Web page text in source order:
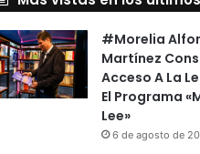
#Morelia
Martínez
Acceso A La
El Programa
Lee»
6 de agosto de